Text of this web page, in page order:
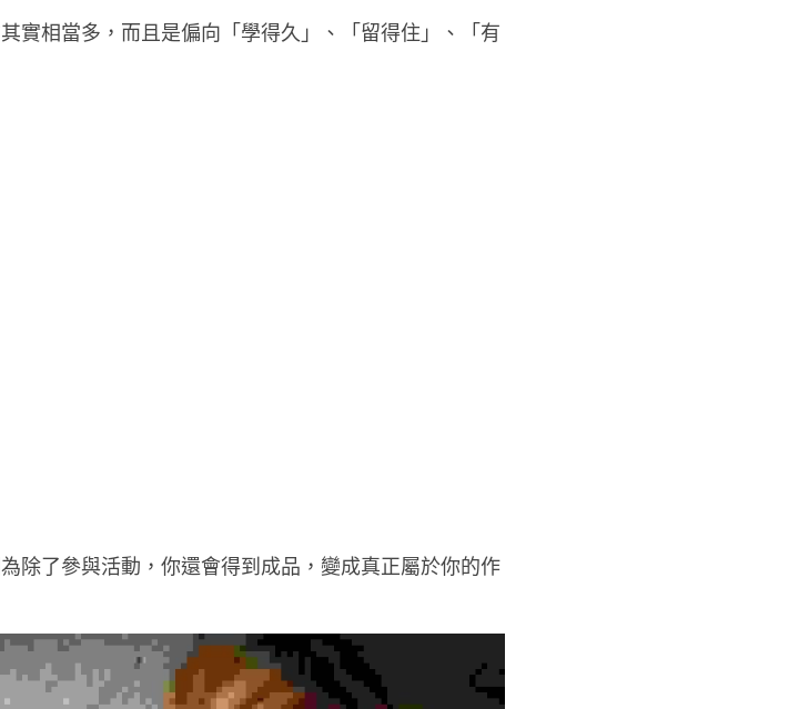
實相當多，而且是偏向「學得久」、「留得住」、「有
除了參與活動，你還會得到成品，變成真正屬於你的作